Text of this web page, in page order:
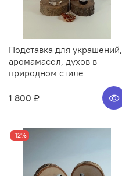
Подставка для украшений,
аромамасел, духов в
природном стиле
1 800 ₽
-12%